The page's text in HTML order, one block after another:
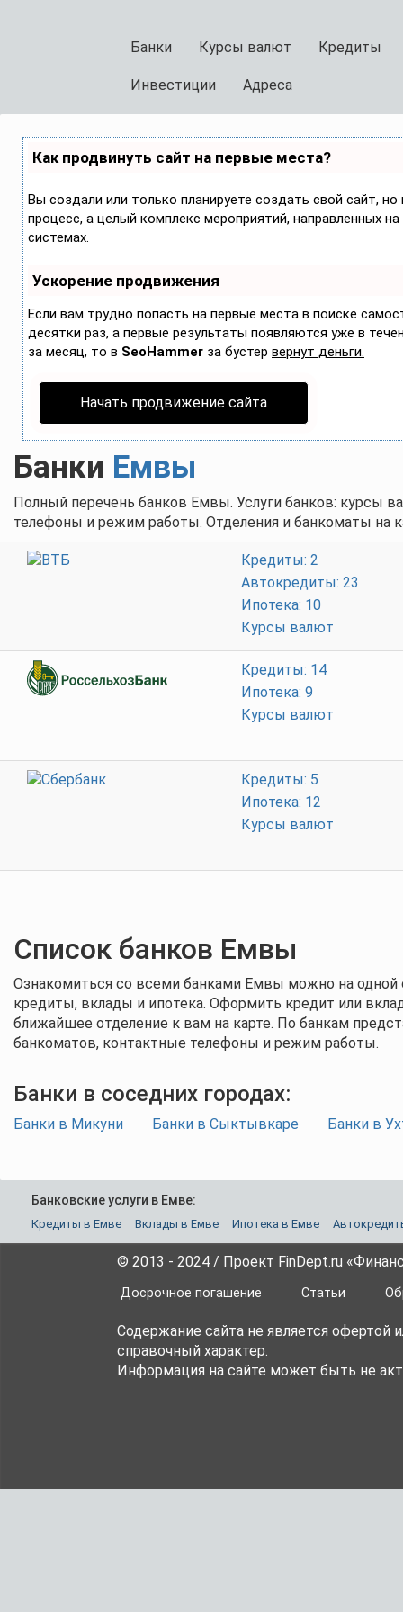
Банки Курсы валют Кредиты
Инвестиции Адреса
Как продвинуть сайт на первые места?
Вы создали или только планируете создать свой сайт,
процесс, а целый комплекс мероприятий, направленных
системах.
Ускорение продвижения
Если вам трудно попасть на первые места в поиске
десятки раз, а первые результаты появляются уже в
за месяц, то в SeoHammer за бустер вернут деньги.
Начать продвижение сайта
Банки Емвы
Полный перечень банков Емвы. Услуги банков: курсы
телефоны и режим работы. Отделения и банкоматы на
Кредиты: 2
Автокредиты: 23
Ипотека: 10
Курсы валют
Кредиты: 14
Ипотека: 9
Курсы валют
Кредиты: 5
Ипотека: 12
Курсы валют
Список банков Емвы
Ознакомиться со всеми банками Емвы можно на одной
кредиты, вклады и ипотека. Оформить кредит или
ближайшее отделение к вам на карте. По банкам
банкоматов, контактные телефоны и режим работы.
Банки в соседних городах:
Банки в Микуни Банки в Сыктывкаре Банки в
Банковские услуги в Емве:
Кредиты в Емве Вклады в Емве Ипотека в Емве
© 2013 - 2024 / Проект FinDept.ru
Досрочное погашение Статьи
Содержание сайта не является
справочный характер.
Информация на сайте может быть не